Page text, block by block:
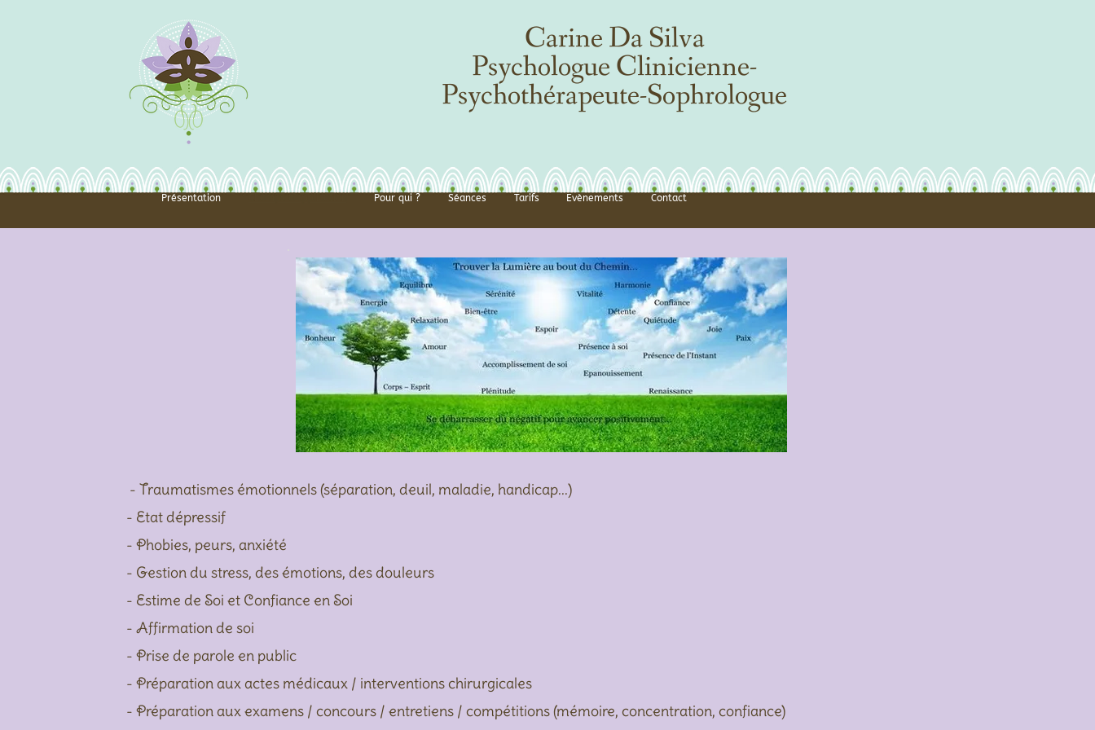
Carine Da Silva
Psychologue Clinicienne-
Psychothérapeute-Sophrologue
Présentation Pour qui ? Séances Tarifs Evènements Contact
- Traumatismes émotionnels (séparation, deuil, maladie, handicap...)
- Etat dépressif
- Phobies, peurs, anxiété
- Gestion du stress, des émotions, des douleurs
- Estime de Soi et Confiance en Soi
- Affirmation de soi
- Prise de parole en public
- Préparation aux actes médicaux / interventions chirurgicales
- Préparation aux examens / concours / entretiens / compétitions (mémoire, concentration, confiance)